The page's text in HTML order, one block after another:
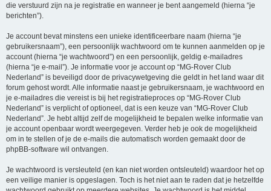
die verstuurd zijn na je registratie en wanneer je bent aangemeld (hierna “je
berichten”).
Je account bevat minstens een unieke identificeerbare naam (hierna “je
gebruikersnaam”), een persoonlijk wachtwoord om te kunnen aanmelden op je
account (hierna “je wachtwoord”) en een persoonlijk, geldig e-mailadres
(hierna “je e-mail”). Je informatie voor je account op “MG-Rover Club
Nederland” is beveiligd door de privacywetgeving die geldt in het land waar dit
forum gehost wordt. Alle informatie naast je gebruikersnaam, je wachtwoord en
je e-mailadres die vereist is bij het registratieproces op “MG-Rover Club
Nederland” is verplicht of optioneel, dat is een keuze van “MG-Rover Club
Nederland”. Je hebt altijd zelf de mogelijkheid te bepalen welke informatie van
je account openbaar wordt weergegeven. Verder heb je ook de mogelijkheid
om in te stellen of je de e-mails die automatisch worden gemaakt door de
phpBB-software wil ontvangen.
Je wachtwoord is versleuteld (en kan niet worden ontsleuteld) waardoor het op
een veilige manier is opgeslagen. Toch is het niet aan te raden dat je hetzelfde